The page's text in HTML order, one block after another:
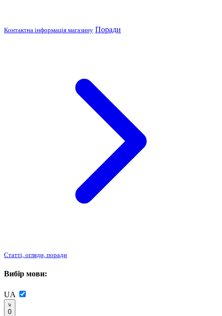
Контактна інформація магазину Поради
Статті, огляди, поради
Вибір мови:
UA
0